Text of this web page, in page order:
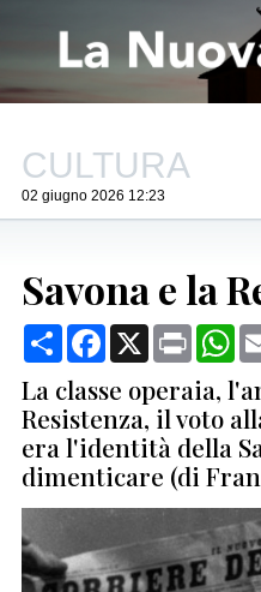
CULTURA
02 giugno 2026 12:23
Savona e la
CondividiFacebook
X Print
La classe operaia,
Resistenza, il voto
era l'identità della
dimenticare (di